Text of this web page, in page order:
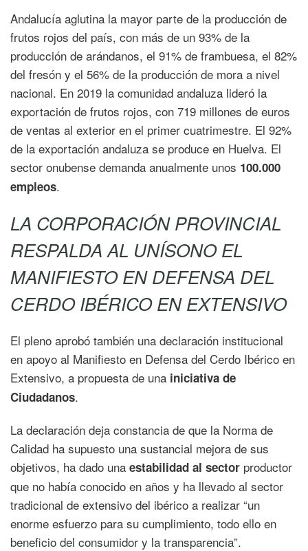
Andalucía aglutina la mayor parte de la producción de
frutos rojos del país, con más de un 93% de la
producción de arándanos, el 91% de frambuesa, el 82%
del fresón y el 56% de la producción de mora a nivel
nacional. En 2019 la comunidad andaluza lideró la
exportación de frutos rojos, con 719 millones de euros
de ventas al exterior en el primer cuatrimestre. El 92%
de la exportación andaluza se produce en Huelva. El
sector onubense demanda anualmente unos 100.000
empleos.
LA CORPORACIÓN PROVINCIAL
RESPALDA AL UNÍSONO EL
MANIFIESTO EN DEFENSA DEL
CERDO IBÉRICO EN EXTENSIVO
El pleno aprobó también una declaración institucional
en apoyo al Manifiesto en Defensa del Cerdo Ibérico en
Extensivo, a propuesta de una iniciativa de
Ciudadanos.
La declaración deja constancia de que la Norma de
Calidad ha supuesto una sustancial mejora de sus
objetivos, ha dado una estabilidad al sector productor
que no había conocido en años y ha llevado al sector
tradicional de extensivo del ibérico a realizar “un
enorme esfuerzo para su cumplimiento, todo ello en
beneficio del consumidor y la transparencia”.